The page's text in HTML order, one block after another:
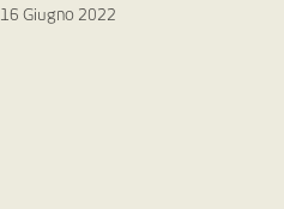
16 Giugno 2022